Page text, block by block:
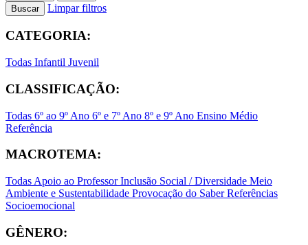
Buscar
Limpar filtros
CATEGORIA:
Todas Infantil Juvenil
CLASSIFICAÇÃO:
Todas 6º ao 9º Ano 6º e 7º Ano 8º e 9º Ano Ensino Médio
Referência
MACROTEMA:
Todas Apoio ao ProfessorInclusão Social / Diversidade Meio
Ambiente e Sustentabilidade Provocação do SaberReferências
Socioemocional
GÊNERO: